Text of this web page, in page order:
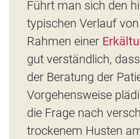
Führt man sich den
typischen Verlauf
Rahmen einer
gut verständlich,
der Beratung der
Vorgehensweise
die Frage nach
trockenem Husten